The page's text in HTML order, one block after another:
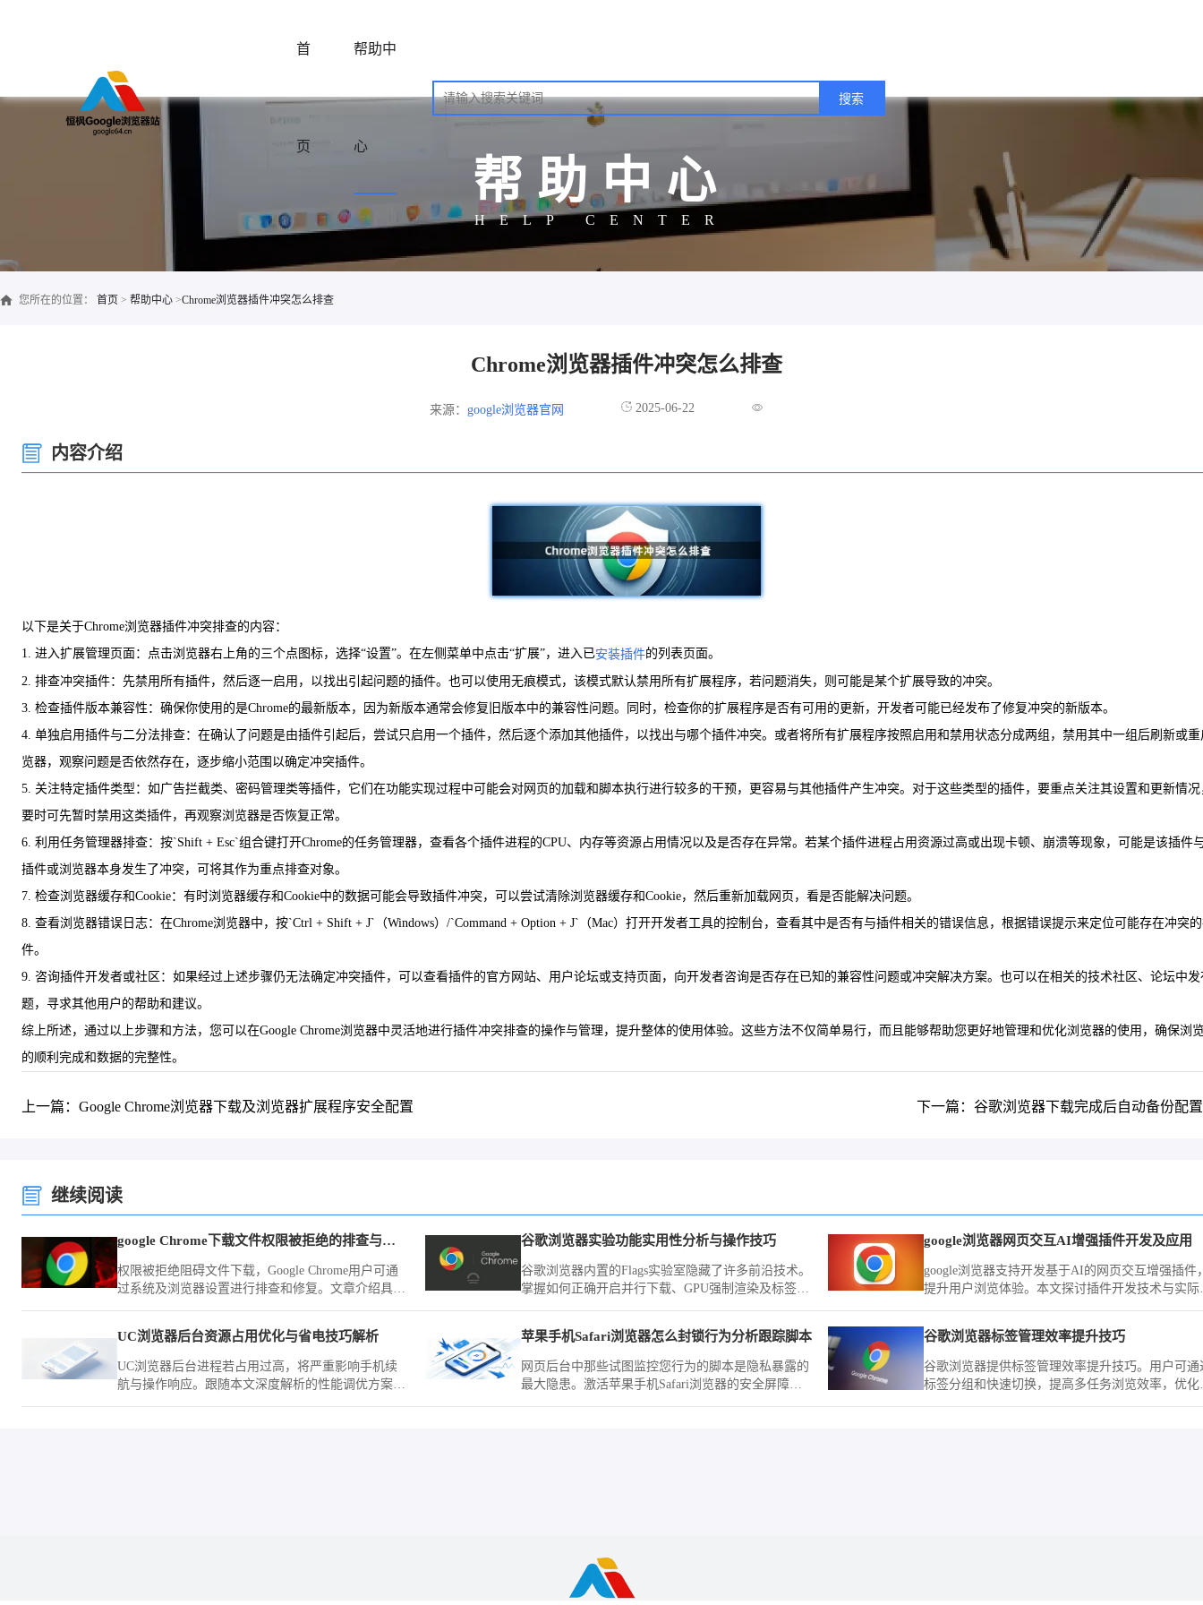
首
页
帮助中
心
帮助中心
HELP CENTER
您所在的位置： 首页 > 帮助中心 >Chrome浏览器插件冲突怎么排查
Chrome浏览器插件冲突怎么排查
来源： google浏览器官网 2025-06-22
内容介绍
以下是关于Chrome浏览器插件冲突排查的内容：
1. 进入扩展管理页面：点击浏览器右上角的三个点图标，选择“设置”。在左侧菜单中点击“扩展”，进入已安装插件的列表页面。
2. 排查冲突插件：先禁用所有插件，然后逐一启用，以找出引起问题的插件。也可以使用无痕模式，该模式默认禁用所有扩展程序，若问题消失，则可能是某个扩展导致的冲突。
3. 检查插件版本兼容性：确保你使用的是Chrome的最新版本，因为新版本通常会修复旧版本中的兼容性问题。同时，检查你的扩展程序是否有可用的更新，开发者可能已经发布了修复冲突的新版本。
4. 单独启用插件与二分法排查：在确认了问题是由插件引起后，尝试只启用一个插件，然后逐个添加其他插件，以找出与哪个插件冲突。或者将所有扩展程序按照启用和禁用状态分成两组，禁用其中一组后刷新或重
览器，观察问题是否依然存在，逐步缩小范围以确定冲突插件。
5. 关注特定插件类型：如广告拦截类、密码管理类等插件，它们在功能实现过程中可能会对网页的加载和脚本执行进行较多的干预，更容易与其他插件产生冲突。对于这些类型的插件，要重点关注其设置和更新情况
要时可先暂时禁用这类插件，再观察浏览器是否恢复正常。
6. 利用任务管理器排查：按`Shift + Esc`组合键打开Chrome的任务管理器，查看各个插件进程的CPU、内存等资源占用情况以及是否存在异常。若某个插件进程占用资源过高或出现卡顿、崩溃等现象，可能是该插件
插件或浏览器本身发生了冲突，可将其作为重点排查对象。
7. 检查浏览器缓存和Cookie：有时浏览器缓存和Cookie中的数据可能会导致插件冲突，可以尝试清除浏览器缓存和Cookie，然后重新加载网页，看是否能解决问题。
8. 查看浏览器错误日志：在Chrome浏览器中，按`Ctrl + Shift + J`（Windows）/`Command + Option + J`（Mac）打开开发者工具的控制台，查看其中是否有与插件相关的错误信息，根据错误提示来定位可能存在冲突
件。
9. 咨询插件开发者或社区：如果经过上述步骤仍无法确定冲突插件，可以查看插件的官方网站、用户论坛或支持页面，向开发者咨询是否存在已知的兼容性问题或冲突解决方案。也可以在相关的技术社区、论坛中发
题，寻求其他用户的帮助和建议。
综上所述，通过以上步骤和方法，您可以在Google Chrome浏览器中灵活地进行插件冲突排查的操作与管理，提升整体的使用体验。这些方法不仅简单易行，而且能够帮助您更好地管理和优化浏览器的使用，确保浏
的顺利完成和数据的完整性。
上一篇：Google Chrome浏览器下载及浏览器扩展程序安全配置 下一篇：谷歌浏览器下载完成后自动备份配
继续阅读
google Chrome下载文件权限被拒绝的排查与修复
权限被拒绝阻碍文件下载，Google Chrome用户可通
过系统及浏览器设置进行排查和修复。文章介绍具体
谷歌浏览器实验功能实用性分析与操作技巧
谷歌浏览器内置的Flags实验室隐藏了许多前沿技术。
掌握如何正确开启并行下载、GPU强制渲染及标签页
览器操作上限与交互体验。
google浏览器网页交互AI增强插件开发及应用
google浏览器支持开发基于AI的网页交互增强插件
提升用户浏览体验。本文探讨插件开发技术与实际
UC浏览器后台资源占用优化与省电技巧解析
UC浏览器后台进程若占用过高，将严重影响手机续
航与操作响应。跟随本文深度解析的性能调优方案，
苹果手机Safari浏览器怎么封锁行为分析跟踪脚本
网页后台中那些试图监控您行为的脚本是隐私暴露的
最大隐患。激活苹果手机Safari浏览器的安全屏障，
谷歌浏览器标签管理效率提升技巧
谷歌浏览器提供标签管理效率提升技巧。用户可通
标签分组和快速切换，提高多任务浏览效率，优化